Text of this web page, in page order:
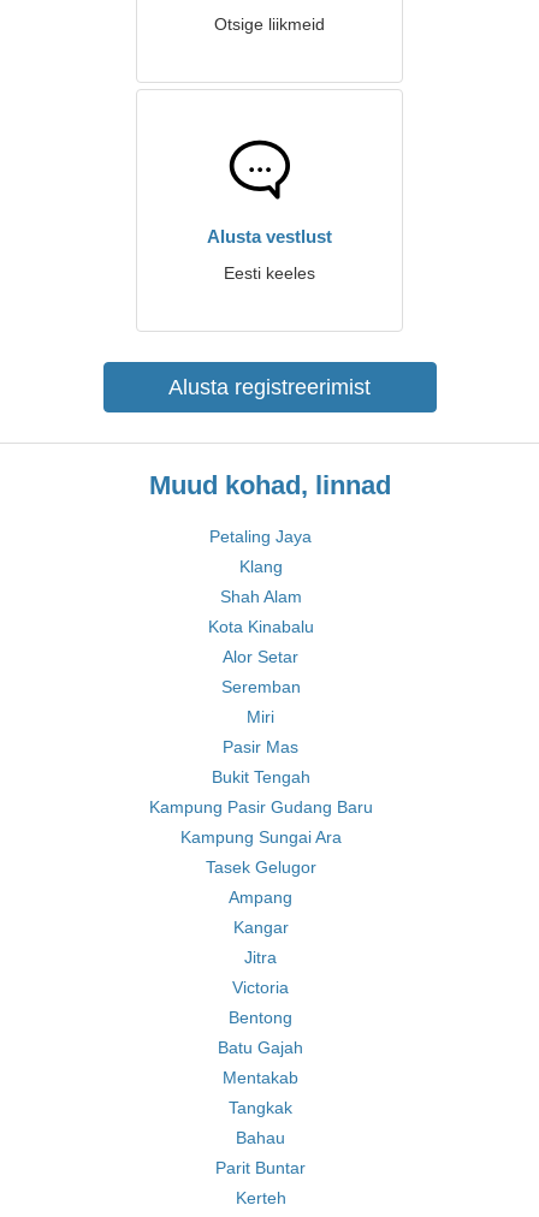
Otsige liikmeid
Alusta vestlust
Eesti keeles
Alusta registreerimist
Muud kohad, linnad
Petaling Jaya
Klang
Shah Alam
Kota Kinabalu
Alor Setar
Seremban
Miri
Pasir Mas
Bukit Tengah
Kampung Pasir Gudang Baru
Kampung Sungai Ara
Tasek Gelugor
Ampang
Kangar
Jitra
Victoria
Bentong
Batu Gajah
Mentakab
Tangkak
Bahau
Parit Buntar
Kerteh